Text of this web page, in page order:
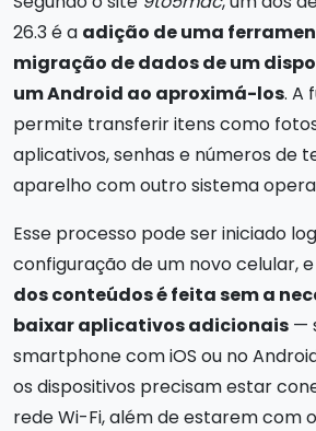
26.3 é a adição de uma
migração de dados de um
um Android ao aproximá-los. A
permite transferir itens como
aplicativos, senhas e números de
aparelho com outro sistema
Esse processo pode ser iniciado
configuração de um novo celular,
dos conteúdos é feita sem a
baixar aplicativos adicionais —
smartphone com iOS ou no
os dispositivos precisam estar
rede Wi-Fi, além de estarem com